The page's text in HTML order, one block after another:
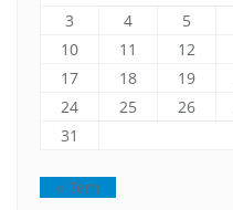
3
4 5
10
11 12
17
18 19
24
25 26
31
« Tem